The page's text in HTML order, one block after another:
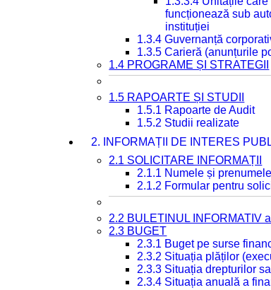
funcționează sub
instituției
1.3.4 Guvernanță
1.3.5 Carieră (anunțurile
1.4 PROGRAME ȘI STRATEGII
1.5 RAPOARTE ȘI STUDII
1.5.1 Rapoarte de Audit
1.5.2 Studii realizate
2. INFORMAȚII DE INTERES
2.1 SOLICITARE INFORMAȚII
2.1.1 Numele și
2.1.2 Formular pentru
2.2 BULETINUL INFORMATIV
2.3 BUGET
2.3.1 Buget pe surse
2.3.2 Situația plăților
2.3.3 Situația drepturilor
2.3.4 Situația anuală a